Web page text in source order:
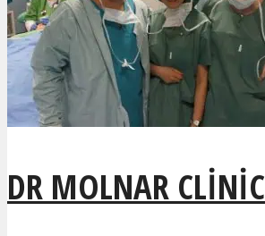
DR MOLNAR CLINIC